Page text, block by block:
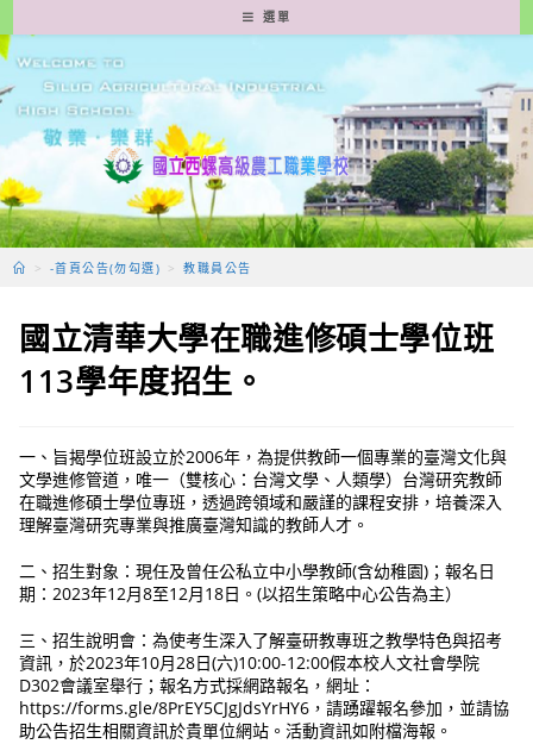
轉
至
要
容
選單
> -首頁公告(勿勾選) > 教職員公告
國立清華大學在職進修碩士學位班
113學年度招生。
一、旨揭學位班設立於2006年，為提供教師一個專業的臺灣文化與
文學進修管道，唯一（雙核心：台灣文學、人類學）台灣研究教師
在職進修碩士學位專班，透過跨領域和嚴謹的課程安排，培養深入
理解臺灣研究專業與推廣臺灣知識的教師人才。
二、招生對象：現任及曾任公私立中小學教師(含幼稚園)；報名日
期：2023年12月8至12月18日。(以招生策略中心公告為主）
三、招生說明會：為使考生深入了解臺研教專班之教學特色與招考
資訊，於2023年10月28日(六)10:00-12:00假本校人文社會學院
D302會議室舉行；報名方式採網路報名，網址：
https://forms.gle/8PrEY5CJgJdsYrHY6，請踴躍報名參加，並請協
助公告招生相關資訊於貴單位網站。活動資訊如附檔海報。